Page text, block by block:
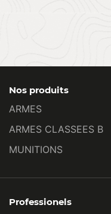
Nos produits
ARMES
ARMES CLASSEES B
MUNITIONS
Professionels